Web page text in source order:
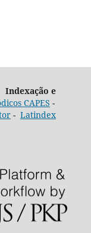
Indexação e
CAPES -
- Latindex